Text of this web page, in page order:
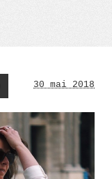
30 mai 2018